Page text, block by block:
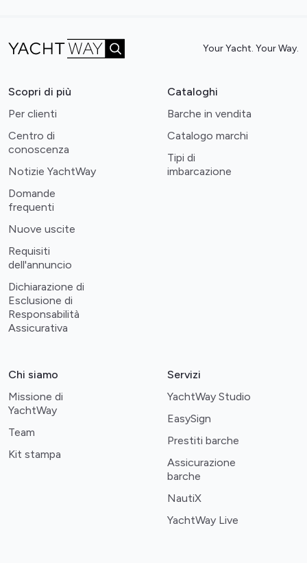
Your Yacht. Your Way.
Scopri di più
Per clienti
Centro di
conoscenza
Notizie YachtWay
Domande
frequenti
Nuove uscite
Requisiti
dell'annuncio
Dichiarazione di
Esclusione di
Responsabilità
Assicurativa
Cataloghi
Barche in vendita
Catalogo marchi
Tipi di
imbarcazione
Chi siamo
Missione di
YachtWay
Team
Kit stampa
Servizi
YachtWay Studio
EasySign
Prestiti barche
Assicurazione
barche
NautiX
YachtWay Live